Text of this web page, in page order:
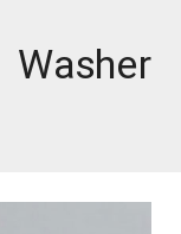
Washer